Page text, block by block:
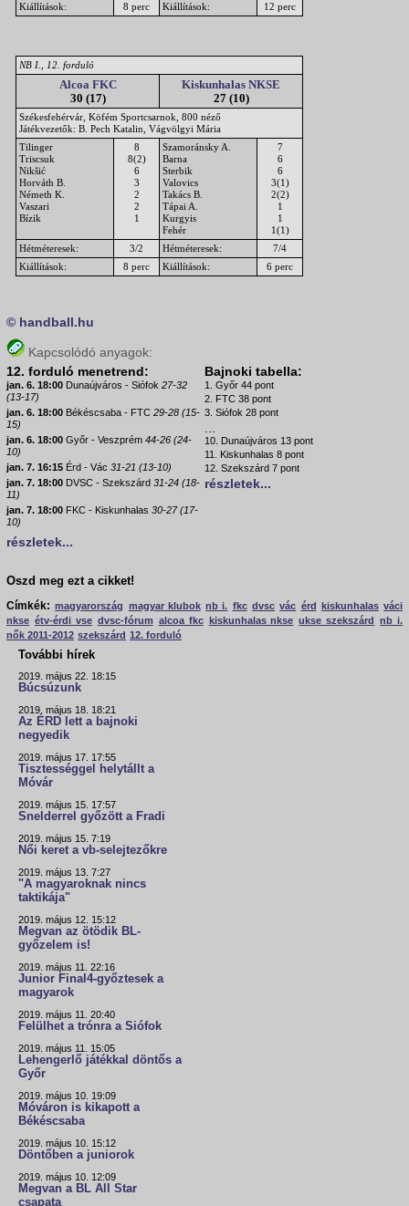
Kiállítások:
8 perc Kiállítások: 12 perc
NB I., 12. forduló
Alcoa FKC
30 (17)
Kiskunhalas NKSE
27 (10)
Székesfehérvár, Köfém Sportcsarnok, 800 néző
Játékvezetők: B. Pech Katalin, Vágvölgyi Mária
Tilinger
Triscsuk
Nikšić
Horváth B.
Németh K.
Vaszari
Bízik
8
8(2)
6
3
2
2
1
Szamoránsky A.
Barna
Sterbik
Valovics
Takács B.
Tápai A.
Kurgyis
Fehér
7
6
6
3(1)
2(2)
1
1
1(1)
Hétméteresek:
3/2 Hétméteresek:
7/4
Kiállítások:
8 perc Kiállítások: 6 perc
© handball.hu
Kapcsolódó anyagok:
12. forduló menetrend:
jan. 6. 18:00 Dunaújváros - Siófok 27-32
(13-17)
jan. 6. 18:00 Békéscsaba - FTC 29-28 (15-
15)
jan. 6. 18:00 Győr - Veszprém 44-26 (24-
10)
jan. 7. 16:15 Érd - Vác 31-21 (13-10)
jan. 7. 18:00 DVSC - Szekszárd 31-24 (18-
11)
jan. 7. 18:00 FKC - Kiskunhalas 30-27 (17-
10)
részletek...
Bajnoki tabella:
1. Győr 44 pont
2. FTC 38 pont
3. Siófok 28 pont
...
10. Dunaújváros 13 pont
11. Kiskunhalas 8 pont
12. Szekszárd 7 pont
részletek...
Oszd meg ezt a cikket!
Címkék: magyarország magyar klubok nb i. fkc dvsc vác érd kiskunhalas váci
nkse étv-érdi vse dvsc-fórum alcoa fkc kiskunhalas nkse ukse szekszárd
nb i.
nők 2011-2012 szekszárd 12. forduló
További hírek
2019. május 22. 18:15
Búcsúzunk
2019. május 18. 18:21
Az ÉRD lett a bajnoki
negyedik
2019. május 17. 17:55
Tisztességgel helytállt a
Móvár
2019. május 15. 17:57
Snelderrel győzött a Fradi
2019. május 15. 7:19
Női keret a vb-selejtezőkre
2019. május 13. 7:27
"A magyaroknak nincs
taktikája"
2019. május 12. 15:12
Megvan az ötödik BL-
győzelem is!
2019. május 11. 22:16
Junior Final4-győztesek a
magyarok
2019. május 11. 20:40
Felülhet a trónra a Siófok
2019. május 11. 15:05
Lehengerlő játékkal döntős a
Győr
2019. május 10. 19:09
Móváron is kikapott a
Békéscsaba
2019. május 10. 15:12
Döntőben a juniorok
2019. május 10. 12:09
Megvan a BL All Star
csapata